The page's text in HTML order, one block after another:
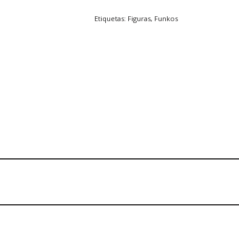
Etiquetas: Figuras, Funkos